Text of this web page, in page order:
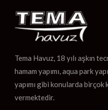
Tema Havuz, 18 yılı aşkın
hamam yapımı, aqua park
yapımı gibi konularda
vermektedir.